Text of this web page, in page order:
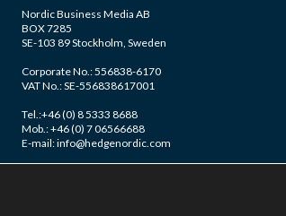
Nordic Business Media AB
BOX 7285
SE-103 89 Stockholm, Sweden
Corporate No.: 556838-6170
VAT No.: SE-556838617001
Tel.:+46 (0) 8 5333 8688
Mob.: +46 (0) 7 06566688
E-mail: info@hedgenordic.com